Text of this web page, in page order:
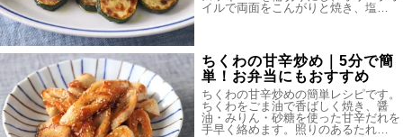
イルで両面をこんがりと焼き、塩…
ちくわの甘辛炒め｜5分で簡
単！お弁当にもおすすめ
ちくわの甘辛炒めの簡単レシピです。
ちくわをごま油で香ばしく焼き、醤
油・みりん・砂糖を使った甘辛だれを
手早く絡めます。照りのあるたれ…